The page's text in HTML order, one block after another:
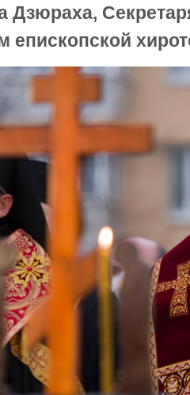
Дзюраха,
епископской